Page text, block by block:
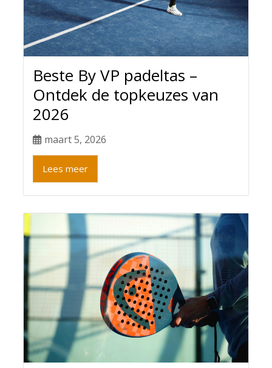
Beste By VP padeltas –
Ontdek de topkeuzes van
2026
maart 5, 2026
Lees meer